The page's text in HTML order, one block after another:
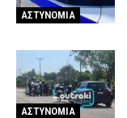
ΑΣΤΥΝΟΜΙΑ
ΑΣΤΥΝΟΜΙΑ